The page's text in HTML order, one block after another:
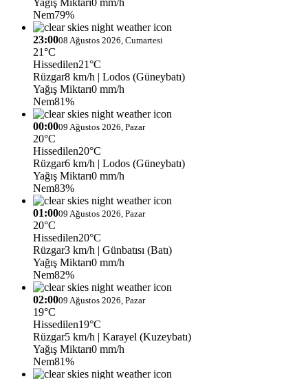
Nem79%
23:0008 Ağustos 2026, Cumartesi
21°C
Hissedilen21°C
Rüzgar8 km/h | Lodos (Güneybatı)
Yağış Miktarı0 mm/h
Nem81%
00:0009 Ağustos 2026, Pazar
20°C
Hissedilen20°C
Rüzgar6 km/h | Lodos (Güneybatı)
Yağış Miktarı0 mm/h
Nem83%
01:0009 Ağustos 2026, Pazar
20°C
Hissedilen20°C
Rüzgar3 km/h | Günbatısı (Batı)
Yağış Miktarı0 mm/h
Nem82%
02:0009 Ağustos 2026, Pazar
19°C
Hissedilen19°C
Rüzgar5 km/h | Karayel (Kuzeybatı)
Yağış Miktarı0 mm/h
Nem81%